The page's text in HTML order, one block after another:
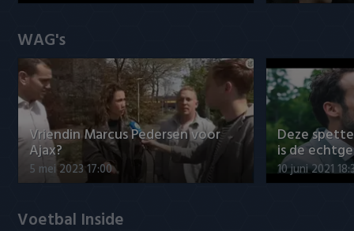
WAG's
Vriendin Marcus Pedersen voor
Ajax?
5 mei 2023 17:00
Deze
is de
10 juni 2021
Voetbal Inside